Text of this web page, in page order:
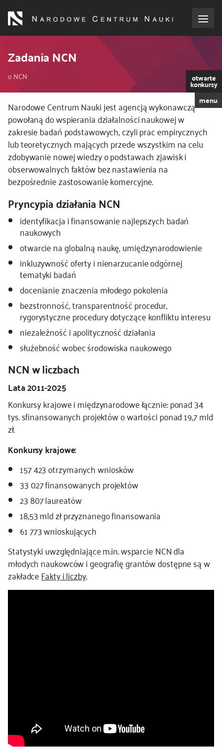
treści
o NCN
dla wnioskodawców
dla realizujących projekty
dla ekspertów
efekty NCN
współpraca międzynarodowa
nagroda NCN
Zadania NCN
Ścieżka
nawigacyjna
o NCN otwarte
konkursy
menu
Narodowe Centrum Nauki jest agencją wykonawczą
powołaną do wspierania działalności naukowej w
zakresie badań podstawowych, czyli prac empirycznych
lub teoretycznych mających przede wszystkim na celu
zdobywanie nowej wiedzy o podstawach zjawisk i
obserwowalnych faktów bez nastawienia na
bezpośrednie zastosowanie komercyjne.
Pryncypia działania NCN
identyfikacja i finansowanie najlepszych badań
naukowych
otwarcie na globalną naukę, umiędzynarodowienie
inkluzywność oferty i nienarzucanie odgórnej
tematyki badań
docenianie znaczenia młodego pokolenia
bezstronność, transparentność procedur,
rygorystyczne procedury dotyczące konfliktu interesu
niezależność i apolityczność działania
służebność wobec środowiska naukowego
NCN w liczbach
Lata 2011-2025
Konkursy krajowe i międzynarodowe łącznie: ponad 34
tys. sfinansowanych projektów o wartości ponad 19,7 mld
zł.
Konkursy krajowe:
157 423 otrzymanych wniosków
33 027 finansowanych projektów
23 807 laureatów
18,53 mld zł przyznanego finansowania
61 773 wnioskujących
Statystyki uwzględniające m.in. wsparcie NCN dla
młodych naukowców i geografię grantów dostępne są w
zakładceFakty i liczby.